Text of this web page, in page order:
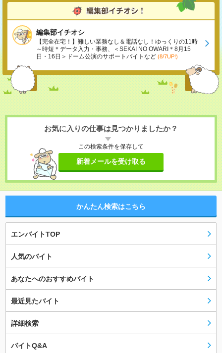
編集部イチオシ
【完全在宅！】難しい業務なし＆電話なし！ゆっくりの11時
～時短＊データ入力・事務、＜SEKAI NO OWARI＊8月15
日・16日＞ドーム公演のサポートバイトなど (8/7UP!)
お気に入りの仕事は見つかりましたか？
この検索条件を保存して
新着メールを受け取る
かんたん検索はこちら
エンバイトTOP
人気のバイト
あなたへのおすすめバイト
最近見たバイト
詳細検索
バイトQ&A